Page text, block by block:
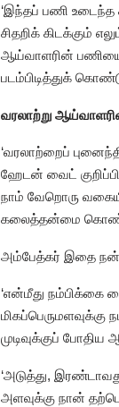
‘இந்தப் பணி உடைந்த
சிதறிக் கிடக்கும்
ஆய்வாளரின்
படம்பிடித்துக்
வரலாற்று
‘வரலாற்றைப்
ஹேடன் வைட்
நாம் வேறொரு
கலைத்தன்மை கொண்ட
அம்பேத்கர் இதை
‘என்மீது நம்பிக்கை
மிகப்பெருமளவுக்கு
முடிவுக்குப்
‘அடுத்து,
அளவுக்கு நான்